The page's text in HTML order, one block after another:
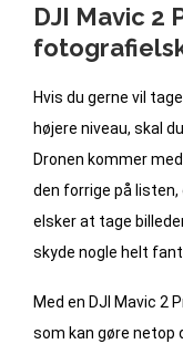
DJI Mavic 2
Hvis du gerne vil
højere niveau, skal
Dronen kommer
den forrige på listen,
elsker at tage
skyde nogle helt
Med en DJI Mavic 2
som kan gøre netop